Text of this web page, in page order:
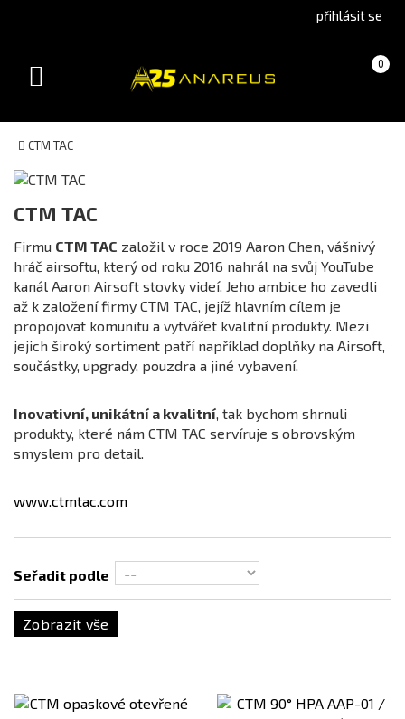
version(Slovak)
přihlásit se
Košík 0
(prázdný)
Toggle
CTM TAC
Dostupnost
skladem
na cestě
není skladem
Černá
Černá / Kombinace
Dark Earth (FDE)
Fialová
CTM TAC
Firmu CTM TAC založil v roce 2019 Aaron Chen, vášnivý
hráč airsoftu, který od roku 2016 nahrál na svůj YouTube
kanál Aaron Airsoft stovky videí. Jeho ambice ho zavedli
až k založení firmy CTM TAC, jejíž hlavním cílem je
propojovat komunitu a vytvářet kvalitní produkty. Mezi
jejich široký sortiment patří například doplňky na Airsoft,
součástky, upgrady, pouzdra a jiné vybavení.
Inovativní, unikátní a kvalitní, tak bychom shrnuli
produkty, které nám CTM TAC servíruje s obrovským
smyslem pro detail.
www.ctmtac.com
Seřadit podle
Zobrazit vše